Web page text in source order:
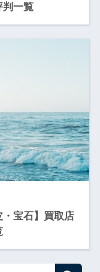
判一覧
・宝石】買取店